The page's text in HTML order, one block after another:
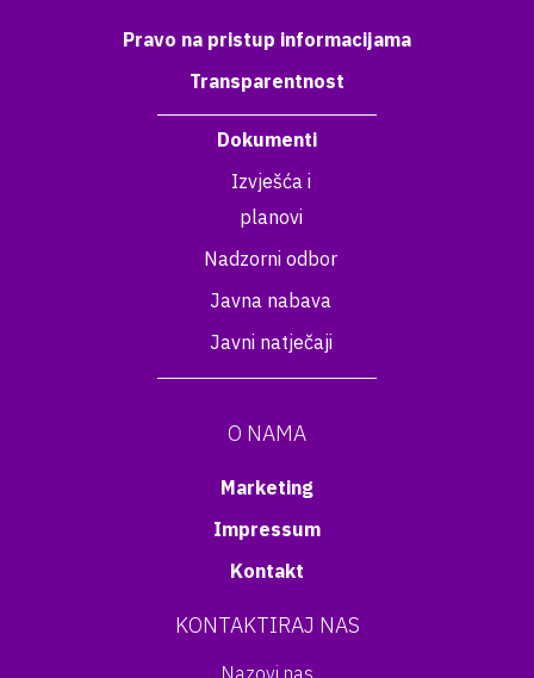
Pravo na pristup informacijama
Transparentnost
Dokumenti
Izvješća i
planovi
Nadzorni odbor
Javna nabava
Javni natječaji
O NAMA
Marketing
Impressum
Kontakt
KONTAKTIRAJ NAS
Nazovi nas